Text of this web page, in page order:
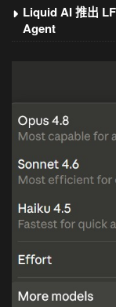
Liquid AI 推出
Agent